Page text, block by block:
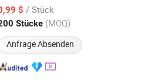
$ / Stück
Stücke (MOQ)
Anfrage Absenden
Seit 2026